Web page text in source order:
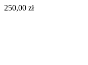
250,00 zł